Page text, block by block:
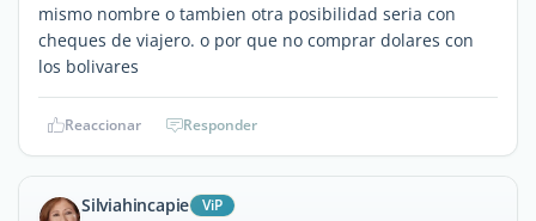
mismo nombre o tambien otra posibilidad seria con
cheques de viajero. o por que no comprar dolares con
los bolivares
Reaccionar Responder
Silviahincapie ViP